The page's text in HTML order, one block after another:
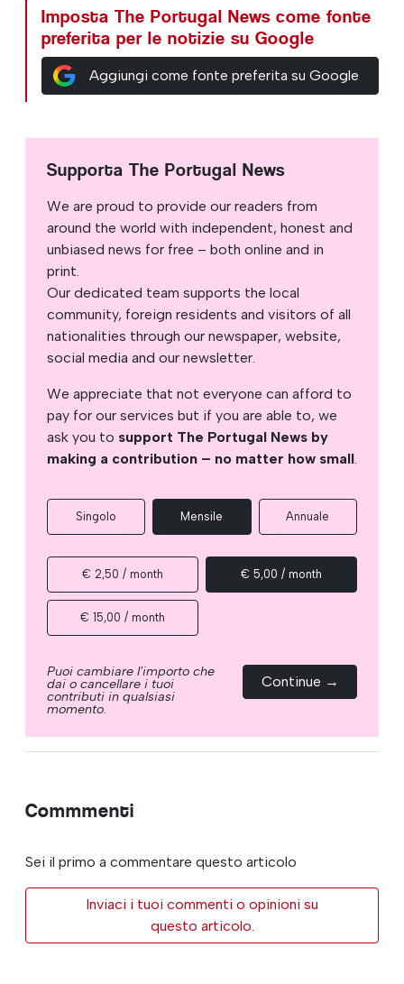
Imposta The Portugal News come fonte
preferita per le notizie su Google
Aggiungi come fonte preferita su Google
Supporta The Portugal News
We are proud to provide our readers from
around the world with independent, honest and
unbiased news for free – both online and in
print.
Our dedicated team supports the local
community, foreign residents and visitors of all
nationalities through our newspaper, website,
social media and our newsletter.
We appreciate that not everyone can afford to
pay for our services but if you are able to, we
ask you to support The Portugal News by
making a contribution – no matter how small.
Singolo Mensile Annuale
€ 2,50 / month € 5,00 / month
€ 15,00 / month
Puoi cambiare l'importo che
dai o cancellare i tuoi
contributi in qualsiasi
momento.
Continue →
Commmenti
Sei il primo a commentare questo articolo
Inviaci i tuoi commenti o opinioni su
questo articolo.